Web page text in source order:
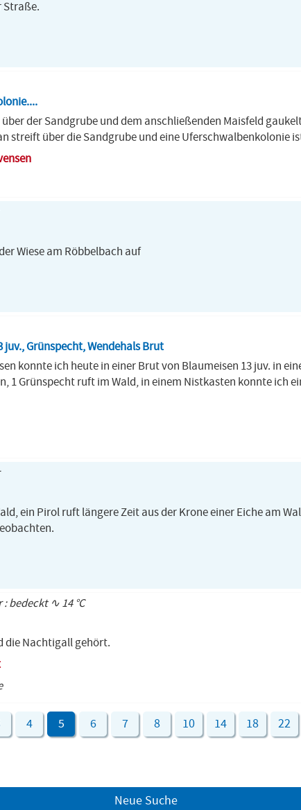
Straße.
der Sandgrube und dem anschließenden Maisfeld
streift über die Sandgrube und eine Uferschwalbenkolonie
Wiese am Röbbelbach auf
Grünspecht, Wendehals Brut
konnte ich heute in einer Brut von Blaumeisen 13 juv. in
1 Grünspecht ruft im Wald, in einem Nistkasten konnte ich
ein Pirol ruft längere Zeit aus der Krone einer Eiche am
: bedeckt ∿ 14 °C
die Nachtigall gehört.
4 5 6 7 8 10 14 18 22
Neue Suche